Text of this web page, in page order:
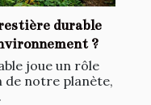
durable
?
joue un rôle
de notre planète,